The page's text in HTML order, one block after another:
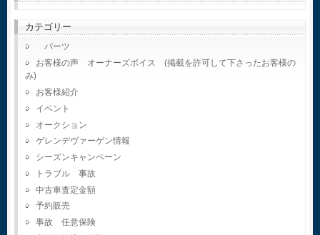
カテゴリー
パーツ
お客様の声 オーナーズボイス (掲載を許可して下さったお客様の
み)
お客様紹介
イベント
オークション
ゲレンデヴァーゲン情報
シーズンキャンペーン
トラブル 事故
中古車査定金額
予約販売
事故 任意保険